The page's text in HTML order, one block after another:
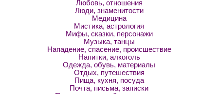
Любовь, отношения
Люди, знаменитости
Медицина
Мистика, астрология
Мифы, сказки, персонажи
Музыка, танцы
Нападение, спасение, происшествие
Напитки, алкоголь
Одежда, обувь, материалы
Отдых, путешествия
Пища, кухня, посуда
Почта, письма, записки